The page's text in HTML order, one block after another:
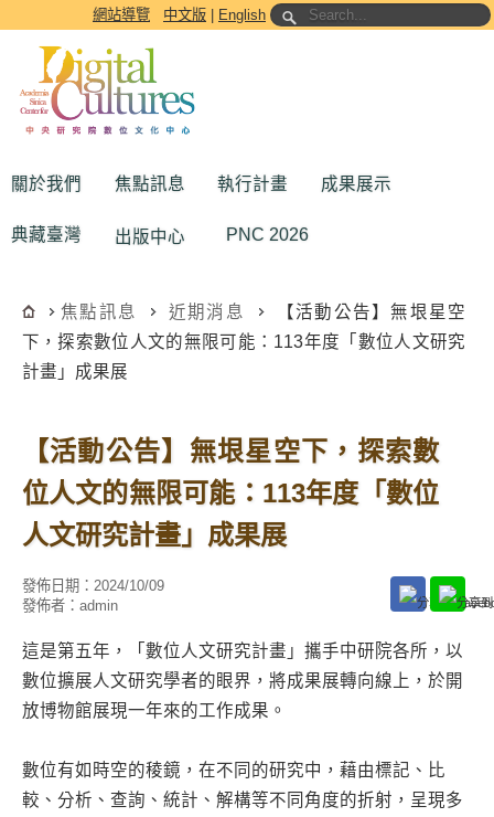
跳到主要內容區塊網站導覽 中文版 English
關於我們 焦點訊息 執行計畫 成果展示
典藏臺灣 出版中心 PNC 2026
焦點訊息 近期消息
【活動公告】無垠星空
下，探索數位人文的無限可能：113年度「數位人文研究
計畫」成果展
【活動公告】無垠星空下，探索數
位人文的無限可能：113年度「數位
人文研究計畫」成果展
發佈日期： 2024/10/09
發佈者： admin
這是第五年，「數位人文研究計畫」攜手中研院各所，以
數位擴展人文研究學者的眼界，將成果展轉向線上，於開
放博物館展現一年來的工作成果。
數位有如時空的稜鏡，在不同的研究中，藉由標記、比
較、分析、查詢、統計、解構等不同角度的折射，呈現多